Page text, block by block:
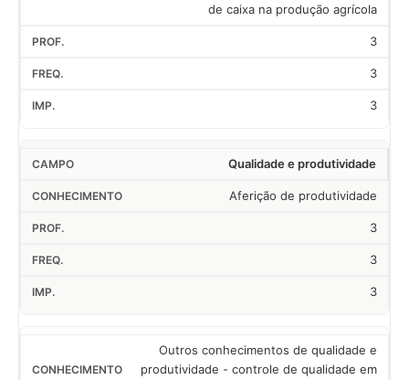
de caixa na produção agrícola
3
3
3
Qualidade e produtividade
Aferição de produtividade
3
3
3
Outros conhecimentos de qualidade e
produtividade - controle de qualidade em